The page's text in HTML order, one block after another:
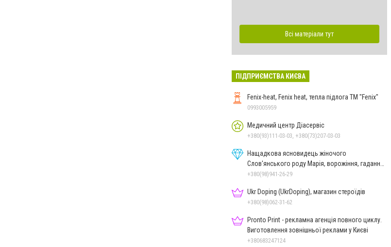
Всі матеріали тут
ПІДПРИЄМСТВА КИЄВА
Fenix-heat, Fenix heat, тепла підлога ТМ "Fenix"
0993005959
Медичний центр Діасервіс
+380(93)111-03-03, +380(73)207-03-03
Нащадкова ясновидець жіночого
Слов'янського роду Марія, ворожіння, гадання
онлайн, ворожіння Таро
+380(98)941-26-29
Ukr Doping (UkrDoping), магазин стероїдів
+380(98)062-31-62
Pronto Print - рекламна агенція повного циклу.
Виготовлення зовнішньої реклами у Києві
+380683247124